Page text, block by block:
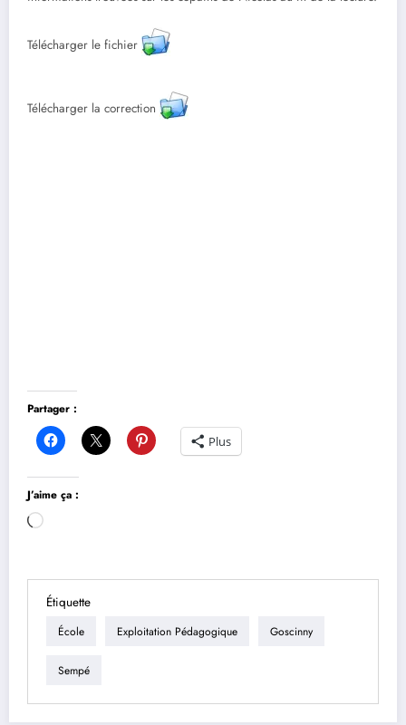
Télécharger le fichier
Télécharger la correction
Partager :
Plus
J’aime ça :
Chargement…
Étiquette
École Exploitation Pédagogique Goscinny
Sempé